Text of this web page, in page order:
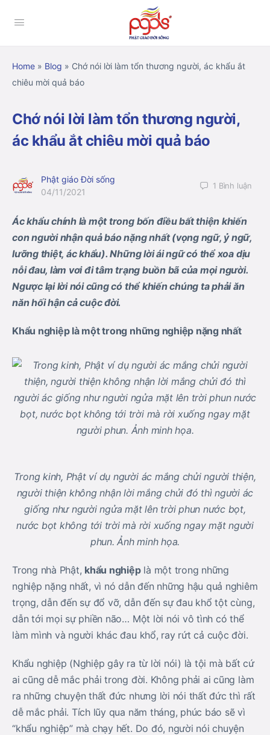
Home » Blog » Chớ nói lời làm tổn thương người, ác khẩu ắt
chiêu mời quả báo
Chớ nói lời làm tổn thương người,
ác khẩu ắt chiêu mời quả báo
Phật giáo Đời sống
04/11/2021
1 Bình luận
Ác khẩu chính là một trong bốn điều bất thiện khiến
con người nhận quả báo nặng nhất (vọng ngữ, ỷ ngữ,
lưỡng thiệt, ác khẩu). Những lời ái ngữ có thể xoa dịu
nỗi đau, làm vơi đi tâm trạng buồn bã của mọi người.
Ngược lại lời nói cũng có thể khiến chúng ta phải ăn
năn hối hận cả cuộc đời.
Khẩu nghiệp là một trong những nghiệp nặng nhất
Trong kinh, Phật ví dụ người ác mắng chửi người thiện,
người thiện không nhận lời mắng chửi đó thì người ác
giống như người ngửa mặt lên trời phun nước bọt,
nước bọt không tới trời mà rời xuống ngay mặt người
phun. Ảnh minh họa.
Trong nhà Phật, khẩu nghiệplà một trong những
nghiệp nặng nhất, vì nó dẫn đến những hậu quả nghiêm
trọng, dẫn đến sự đổ vỡ, dẫn đến sự đau khổ tột cùng,
dẫn tới mọi sự phiền não… Một lời nói vô tình có thể
làm mình và người khác đau khổ, ray rứt cả cuộc đời.
Khẩu nghiệp (Nghiệp gây ra từ lời nói) là tội mà bất cứ
ai cũng dễ mắc phải trong đời. Không phải ai cũng làm
ra những chuyện thất đức nhưng lời nói thất đức thì rất
dễ mắc phải. Tích lũy qua năm tháng, phúc báo sẽ vì
“khẩu nghiệp” mà chạy hết. Do đó, người nói chuyện